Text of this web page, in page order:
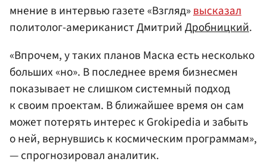
мнение в интервью газете «Взгляд»высказал
политолог-американист ДмитрийДробницкий.
«Впрочем, у таких планов Маска есть несколько
больших «но». В последнее время бизнесмен
показывает не слишком системный подход
к своим проектам. В ближайшее время он сам
может потерять интерес к Grokipedia и забыть
о ней, вернувшись к космическим программам»,
— спрогнозировал аналитик.